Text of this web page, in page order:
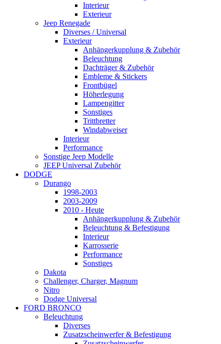
Interieur
Exterieur
Jeep Renegade
Diverses / Universal
Exterieur
Anhängerkupplung & Zubehör
Beleuchtung
Dachträger & Zubehör
Embleme & Stickers
Frontbügel
Höherlegung
Lampengitter
Sonstiges
Trittbretter
Windabweiser
Interieur
Performance
Sonstige Jeep Modelle
JEEP Universal Zubehör
DODGE
Durango
1998-2003
2003-2009
2010 - Heute
Anhängerkupplung & Zubehör
Beleuchtung & Befestigung
Interieur
Karrosserie
Performance
Sonstiges
Dakota
Challenger, Charger, Magnum
Nitro
Dodge Universal
FORD BRONCO
Beleuchtung
Diverses
Zusatzscheinwerfer & Befestigung